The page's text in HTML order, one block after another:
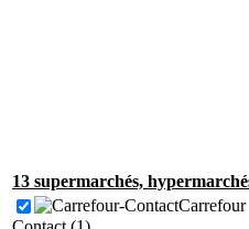
13 supermarchés,
Carrefour